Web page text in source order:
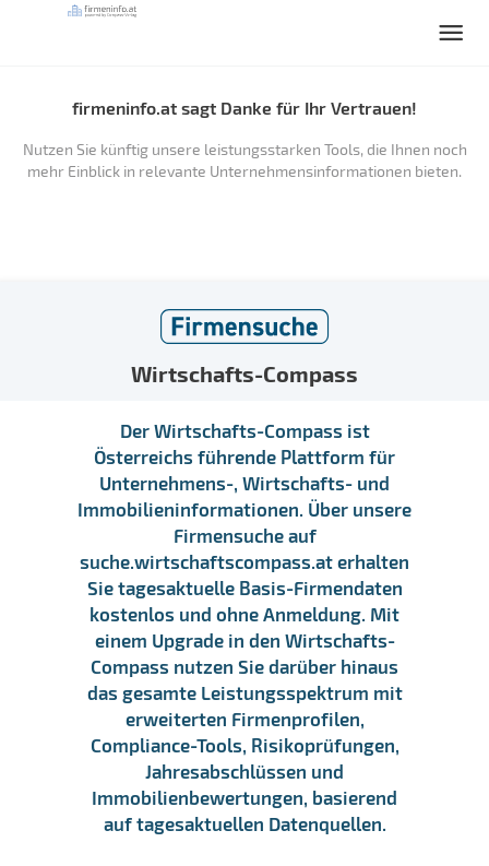
firmeninfo.at sagt Danke für Ihr Vertrauen!
Nutzen Sie künftig unsere leistungsstarken Tools, die Ihnen noch
mehr Einblick in relevante Unternehmensinformationen bieten.
Wirtschafts-Compass
Der Wirtschafts-Compass ist
Österreichs führende Plattform für
Unternehmens-, Wirtschafts- und
Immobilieninformationen. Über unsere
Firmensuche auf
suche.wirtschaftscompass.at erhalten
Sie tagesaktuelle Basis-Firmendaten
kostenlos und ohne Anmeldung. Mit
einem Upgrade in den Wirtschafts-
Compass nutzen Sie darüber hinaus
das gesamte Leistungsspektrum mit
erweiterten Firmenprofilen,
Compliance-Tools, Risikoprüfungen,
Jahresabschlüssen und
Immobilienbewertungen, basierend
auf tagesaktuellen Datenquellen.